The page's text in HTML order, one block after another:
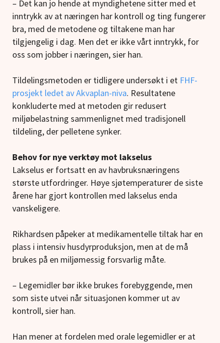
– Det kan jo hende at myndighetene sitter med et
inntrykk av at næringen har kontroll og ting fungerer
bra, med de metodene og tiltakene man har
tilgjengelig i dag. Men det er ikke vårt inntrykk, for
oss som jobber i næringen, sier han.
Tildelingsmetoden er tidligere undersøkt i et FHF-
prosjekt ledet av Akvaplan-niva. Resultatene
konkluderte med at metoden gir redusert
miljøbelastning sammenlignet med tradisjonell
tildeling, der pelletene synker.
Behov for nye verktøy mot lakselus
Lakselus er fortsatt en av havbruksnæringens
største utfordringer. Høye sjøtemperaturer de siste
årene har gjort kontrollen med lakselus enda
vanskeligere.
Rikhardsen påpeker at medikamentelle tiltak har en
plass i intensiv husdyrproduksjon, men at de må
brukes på en miljømessig forsvarlig måte.
– Legemidler bør ikke brukes forebyggende, men
som siste utvei når situasjonen kommer ut av
kontroll, sier han.
Han mener at fordelen med orale legemidler er at